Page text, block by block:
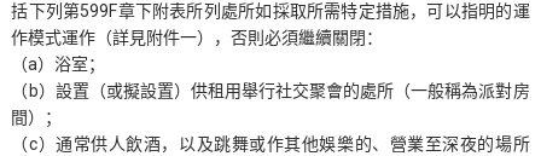
括下列第599F章下附表所列處所如採取所需特定措施，可以指明的運
作模式運作（詳見附件一），否則必須繼續關閉：
（a）浴室；
（b）設置（或擬設置）供租用舉行社交聚會的處所（一般稱為派對房
間）；
（c）通常供人飲酒，以及跳舞或作其他娛樂的、營業至深夜的場所